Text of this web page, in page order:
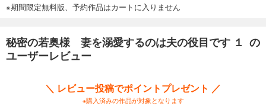
※期間限定無料版、予約作品はカートに入りません
秘密の若奥様 妻を溺愛するのは夫の役目です １ の
ユーザーレビュー
＼ レビュー投稿でポイントプレゼント ／
※購入済みの作品が対象となります